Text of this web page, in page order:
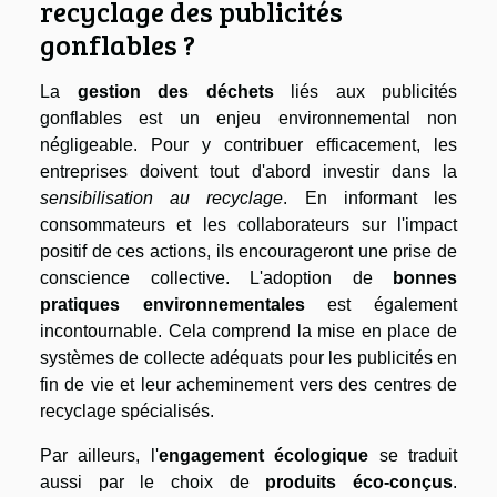
recyclage des publicités
gonflables ?
La gestion des déchetsliés aux publicités
gonflables est un enjeu environnemental non
négligeable. Pour y contribuer efficacement, les
entreprises doivent tout d'abord investir dans la
sensibilisation au recyclage. En informant les
consommateurs et les collaborateurs sur l'impact
positif de ces actions, ils encourageront une prise de
conscience collective. L'adoption de
bonnes
pratiques environnementalesest également
incontournable. Cela comprend la mise en place de
systèmes de collecte adéquats pour les publicités en
fin de vie et leur acheminement vers des centres de
recyclage spécialisés.
Par ailleurs, l'engagement écologique se traduit
aussi par le choix de produits éco-conçus.